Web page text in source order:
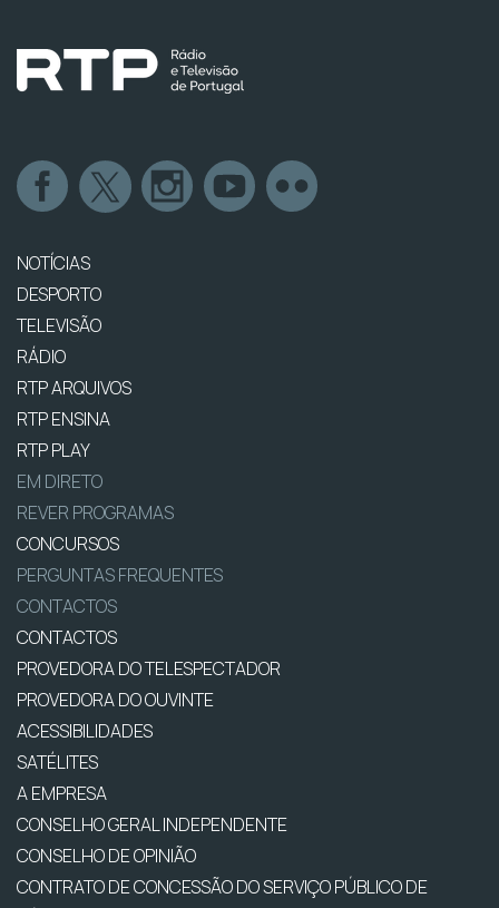
NOTÍCIAS
DESPORTO
TELEVISÃO
RÁDIO
RTP ARQUIVOS
RTP ENSINA
RTP PLAY
EM DIRETO
REVER PROGRAMAS
CONCURSOS
PERGUNTAS FREQUENTES
CONTACTOS
CONTACTOS
PROVEDORA DO TELESPECTADOR
PROVEDORA DO OUVINTE
ACESSIBILIDADES
SATÉLITES
A EMPRESA
CONSELHO GERAL INDEPENDENTE
CONSELHO DE OPINIÃO
CONTRATO DE CONCESSÃO DO SERVIÇO PÚBLICO DE